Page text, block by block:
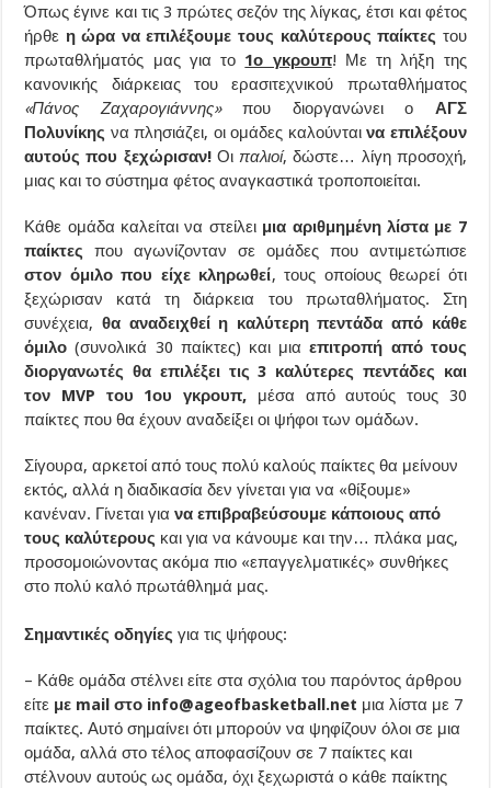
Όπως έγινε και τις 3 πρώτες σεζόν της λίγκας, έτσι και φέτος
ήρθε η ώρα να επιλέξουμε τους καλύτερους παίκτες του
πρωταθλήματός μας για το 1ο γκρουπ! Με τη λήξη της
κανονικής διάρκειας του ερασιτεχνικού πρωταθλήματος
«Πάνος Ζαχαρογιάννης»που διοργανώνει ο ΑΓΣ
Πολυνίκης να πλησιάζει, οι ομάδες καλούνταινα επιλέξουν
αυτούς που ξεχώρισαν!Οιπαλιοί, δώστε… λίγη προσοχή,
μιας και το σύστημα φέτος αναγκαστικά τροποποιείται.
Κάθε ομάδα καλείται να στείλει μια αριθμημένη λίστα με 7
παίκτεςπου αγωνίζονταν σε ομάδες που αντιμετώπισε
στον όμιλο που είχε κληρωθεί, τους οποίους θεωρεί ότι
ξεχώρισαν κατά τη διάρκεια του πρωταθλήματος. Στη
συνέχεια, θα αναδειχθεί η καλύτερη πεντάδα από κάθε
όμιλο (συνολικά 30 παίκτες) και μιαεπιτροπή από τους
διοργανωτές θα επιλέξει τις 3 καλύτερες πεντάδες και
τον MVP του 1ου γκρουπ, μέσα από αυτούς τους 30
παίκτες που θα έχουν αναδείξει οι ψήφοι των ομάδων.
Σίγουρα, αρκετοί από τους πολύ καλούς παίκτες θα μείνουν
εκτός, αλλά η διαδικασία δεν γίνεται για να «θίξουμε»
κανέναν. Γίνεται γιανα επιβραβεύσουμε κάποιους από
τους καλύτερους και για να κάνουμε και την… πλάκα μας,
προσομοιώνοντας ακόμα πιο «επαγγελματικές» συνθήκες
στο πολύ καλό πρωτάθλημά μας.
Σημαντικές οδηγίες για τις ψήφους:
– Κάθε ομάδα στέλνει είτε στα σχόλια του παρόντος άρθρου
είτε με mail στο info@ageofbasketball.net μια λίστα με 7
παίκτες. Αυτό σημαίνει ότι μπορούν να ψηφίζουν όλοι σε μια
ομάδα, αλλά στο τέλος αποφασίζουν σε 7 παίκτες και
στέλνουν αυτούς ως ομάδα, όχι ξεχωριστά ο κάθε παίκτης